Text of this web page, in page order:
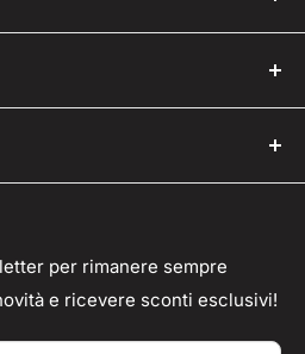
160 - 22076 Mozzate (CO)
per rimanere sempre
e ricevere sconti esclusivi!